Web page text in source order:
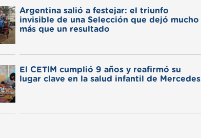
Argentina salió a festejar: el triunfo
invisible de una Selección que dejó mucho
más que un resultado
El CETIM cumplió 9 años y reafirmó su
lugar clave en la salud infantil de Mercedes